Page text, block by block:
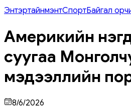
ЭнтэртайнмэнтСпортБайгал
Америкийн
суугаа
мэдээллийн
8/6/2026